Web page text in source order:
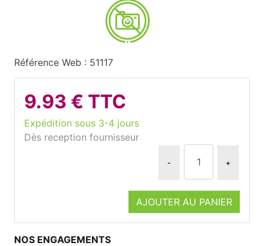
Référence Web : 51117
9.93 € TTC
Expédition sous 3-4 jours
Dès reception fournisseur
- +
AJOUTER AU PANIER
NOS ENGAGEMENTS